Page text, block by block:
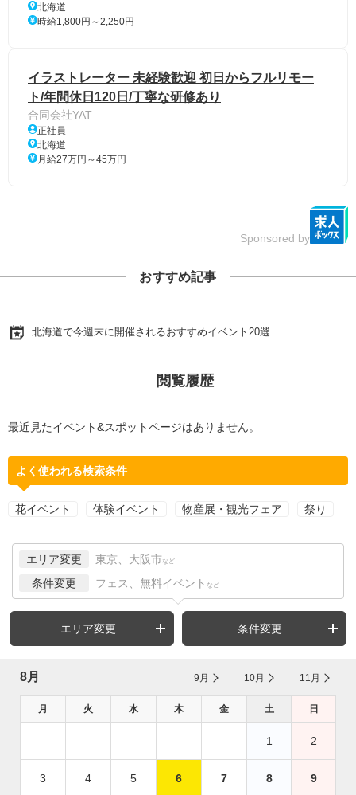
北海道
時給1,800円～2,250円
イラストレーター 未経験歓迎 初日からフルリモー
ト/年間休日120日/丁寧な研修あり
合同会社YAT
正社員
北海道
月給27万円～45万円
Sponsored by
おすすめ記事
北海道で今週末に開催されるおすすめイベント20選
閲覧履歴
最近見たイベント&スポットページはありません。
よく使われる検索条件
花イベント 体験イベント 物産展・観光フェア 祭り
エリア変更 東京、大阪市 など
条件変更 フェス、無料イベント など
エリア変更 条件変更
8月 9月 10月 11月
月 火 水 木 金 土 日
1 2
3 4 5 6 7 8 9